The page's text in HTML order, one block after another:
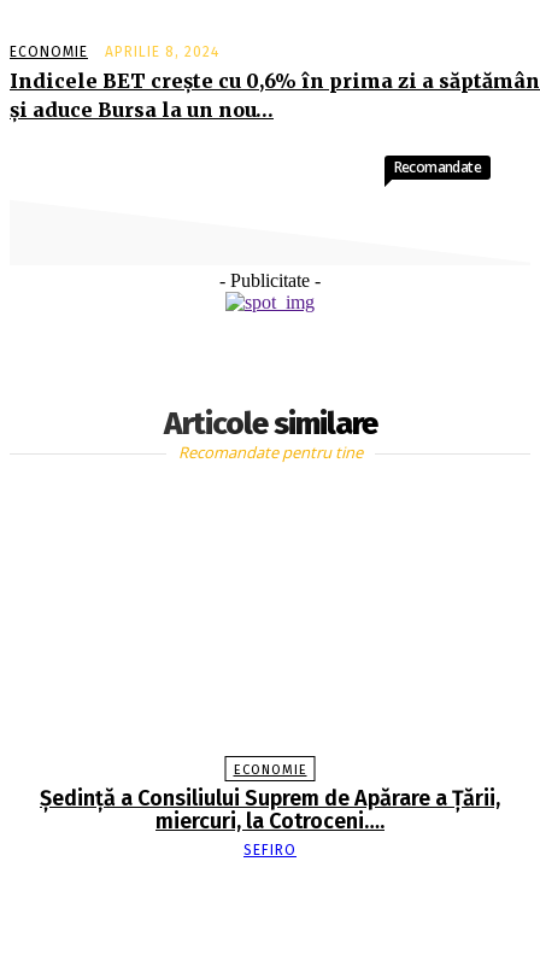
ECONOMIE APRILIE 8, 2024
Indicele BET creşte cu 0,6% în prima zi a
şi aduce Bursa la un nou…
- Publicitate -
Articole similare
Recomandate
Recomandate pentru tine
ECONOMIE
Şedinţă a Consiliului Suprem de Apărare a Ţării,
miercuri, la Cotroceni….
SEFIRO